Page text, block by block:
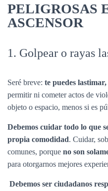
PELIGROSAS
ASCENSOR
1. Golpear o rayas
Seré breve: te puedes
permitir ni cometer actos de
objeto o espacio, menos si es
Debemos cuidar todo lo que
propia comodidad. Cuidar,
comunes, porque no son
para otorgarnos mejores
Debemos ser ciudadanos